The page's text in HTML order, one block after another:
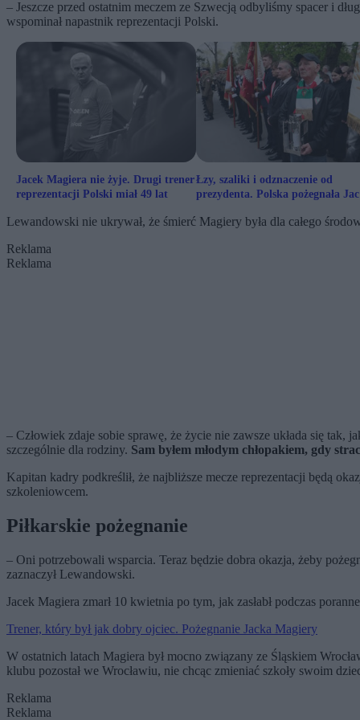
– Jeszcze przed ostatnim meczem ze Szwecją odbyliśmy spacer i
wspominał napastnik reprezentacji Polski.
Jacek Magiera nie żyje. Drugi trener
reprezentacji Polski miał 49 lat
Łzy, szaliki i odznaczenie od
prezydenta. Polska pożegnała
Lewandowski nie ukrywał, że śmierć Magiery była dla całego
Reklama
Reklama
– Człowiek zdaje sobie sprawę, że życie nie zawsze układa się tak,
szczególnie dla rodziny. Sam byłem młodym chłopakiem, gdy
Kapitan kadry podkreślił, że najbliższe mecze reprezentacji będą
szkoleniowcem.
Piłkarskie pożegnanie
– Oni potrzebowali wsparcia. Teraz będzie dobra okazja, żeby
zaznaczył Lewandowski.
Jacek Magiera zmarł 10 kwietnia po tym, jak zasłabł podczas
Trener, który był jak dobry ojciec. Pożegnanie Jacka Magiery
W ostatnich latach Magiera był mocno związany ze Śląskiem
klubu pozostał we Wrocławiu, nie chcąc zmieniać szkoły swoim
Reklama
Reklama